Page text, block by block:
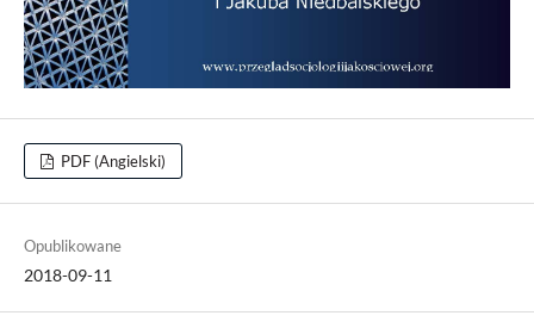
PDF (Angielski)
Opublikowane
2018-09-11